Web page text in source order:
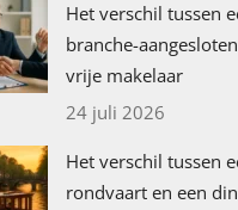
Het verschil tussen
branche-
vrije makelaar
24 juli 2026
Het verschil tussen
rondvaart en een